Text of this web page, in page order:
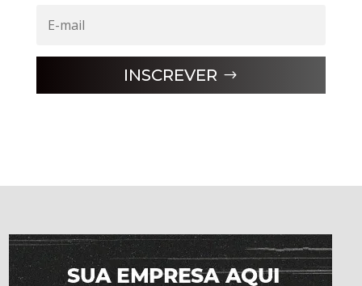
INSCREVER